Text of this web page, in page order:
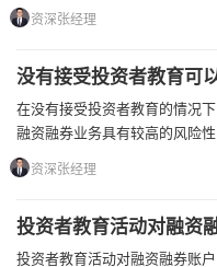
资深张经理
没有接受投资者教育可
在没有接受投资者教育的情况
融资融券业务具有较高的风险
资深张经理
投资者教育活动对融资
投资者教育活动对融资融券账